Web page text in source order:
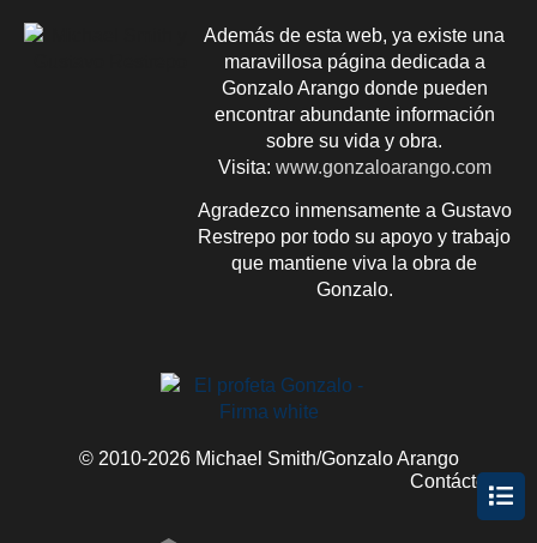
Además de esta web, ya existe una
maravillosa página dedicada a
Gonzalo Arango donde pueden
encontrar abundante información
sobre su vida y obra.
Visita: www.gonzaloarango.com
Agradezco inmensamente a Gustavo
Restrepo por todo su apoyo y trabajo
que mantiene viva la obra de
Gonzalo.
© 2010-2026 Michael Smith/Gonzalo Arango
Contácteme